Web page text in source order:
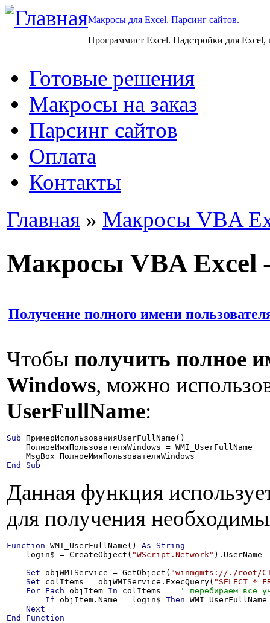
Макросы для Excel. Парсинг сайтов.
Программист Excel. Надстройки для Excel,
Готовые решения
Макросы на заказ
Парсинг сайтов
Оплата
Контакты
Главная » Макросы VBA
Макросы VBA Excel
Получение полного имени
Чтобы получить полное
Windows, можно
UserFullName:
Sub ПримерИспользованияUserFullName()
    ПолноеИмяПользователяWindows = WMI_UserFullName
End
Sub
Данная функция
для получения
Function WMI_UserFullName() As
String
    login$ = CreateObject(
"WScript.Network"
Set objWMIService = GetObject( "winmgmts://./root/
Set colItems = objWMIService.ExecQuery( "SELECT *
For Each objItem In colItems
If objItem.Name = login$ Then
Next
End
Function